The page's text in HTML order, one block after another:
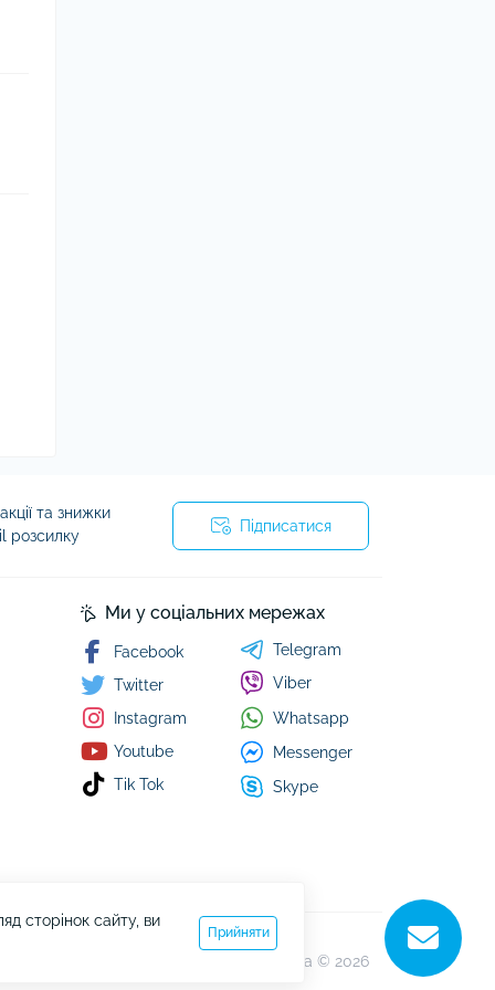
та знижки
розсилку
Підписатися
Ми у соціальних мережах
Facebook
Twitter
Instagram
Youtube
Tik Tok
Telegram
Viber
Whatsapp
Messenger
Skype
kazachok.com.ua © 2026
сторінок сайту, ви
Прийняти